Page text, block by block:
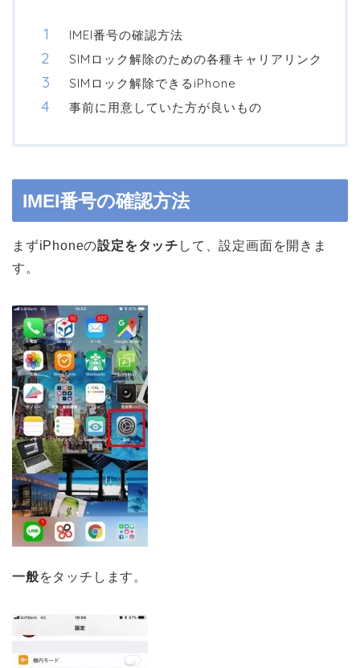
IMEI番号の確認方法
SIMロック解除のための各種キャリアリンク
SIMロック解除できるiPhone
事前に用意していた方が良いもの
IMEI番号の確認方法
まずiPhoneの設定をタッチ して、設定画面を開きま
す。
一般をタッチします。